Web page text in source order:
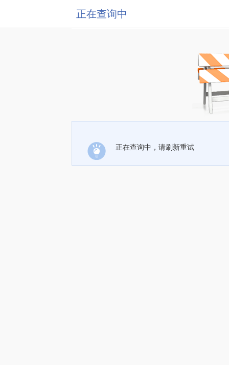
正在查询中
正在查询中，请刷新重试